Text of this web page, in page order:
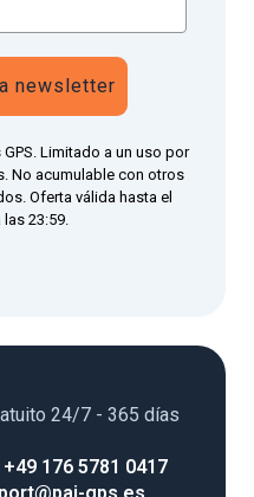
newsletter
Limitado a un uso por
No acumulable con otros
Oferta válida hasta el
23:59.
24/7 - 365 días
+49 176 5781 0417